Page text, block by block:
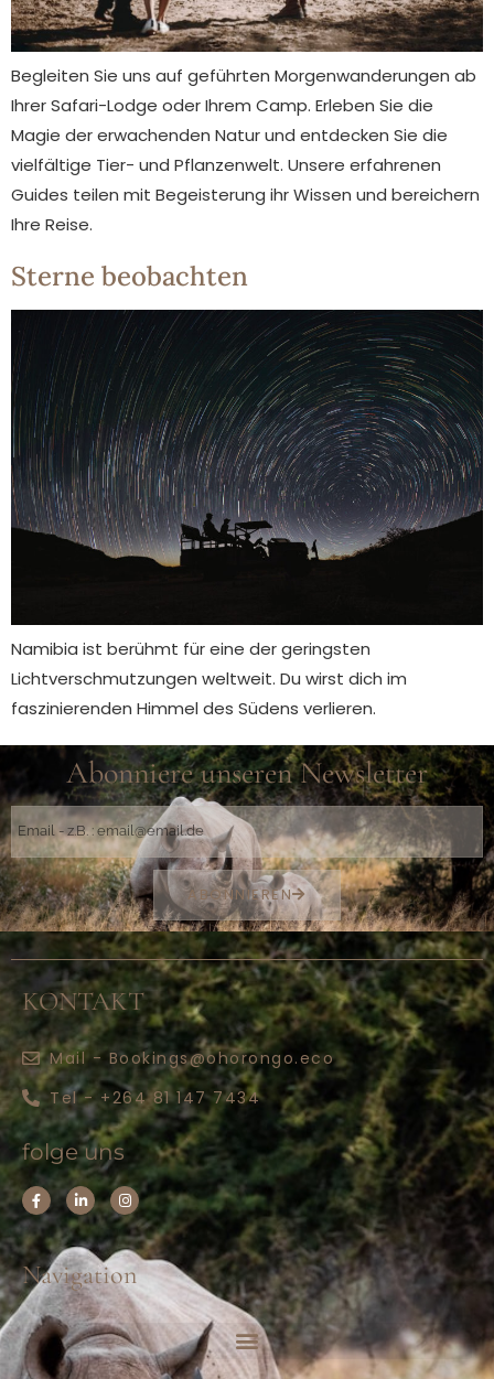
Begleiten Sie uns auf geführten Morgenwanderungen ab
Ihrer Safari-Lodge oder Ihrem Camp. Erleben Sie die
Magie der erwachenden Natur und entdecken Sie die
vielfältige Tier- und Pflanzenwelt. Unsere erfahrenen
Guides teilen mit Begeisterung ihr Wissen und bereichern
Ihre Reise.
Sterne beobachten
Namibia ist berühmt für eine der geringsten
Lichtverschmutzungen weltweit. Du wirst dich im
faszinierenden Himmel des Südens verlieren.
Abonniere unseren Newsletter
ABONNIEREN
KONTAKT
Mail - Bookings@ohorongo.eco
Tel - +264 81 147 7434
folge uns
Navigation
ÜBER UNS